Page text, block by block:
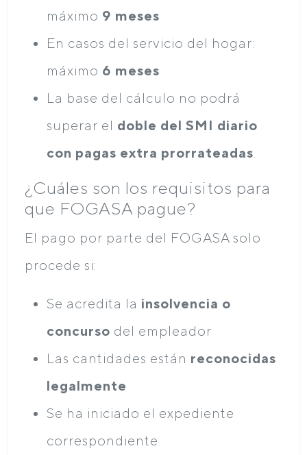
máximo 9 meses
En casos del servicio del hogar:
máximo 6 meses
La base del cálculo no podrá
superar el doble del SMI diario
con pagas extra prorrateadas
¿Cuáles son los requisitos para
que FOGASA pague?
El pago por parte del FOGASA solo
procede si:
Se acredita la insolvencia o
concurso del empleador
Las cantidades están reconocidas
legalmente
Se ha iniciado el expediente
correspondiente